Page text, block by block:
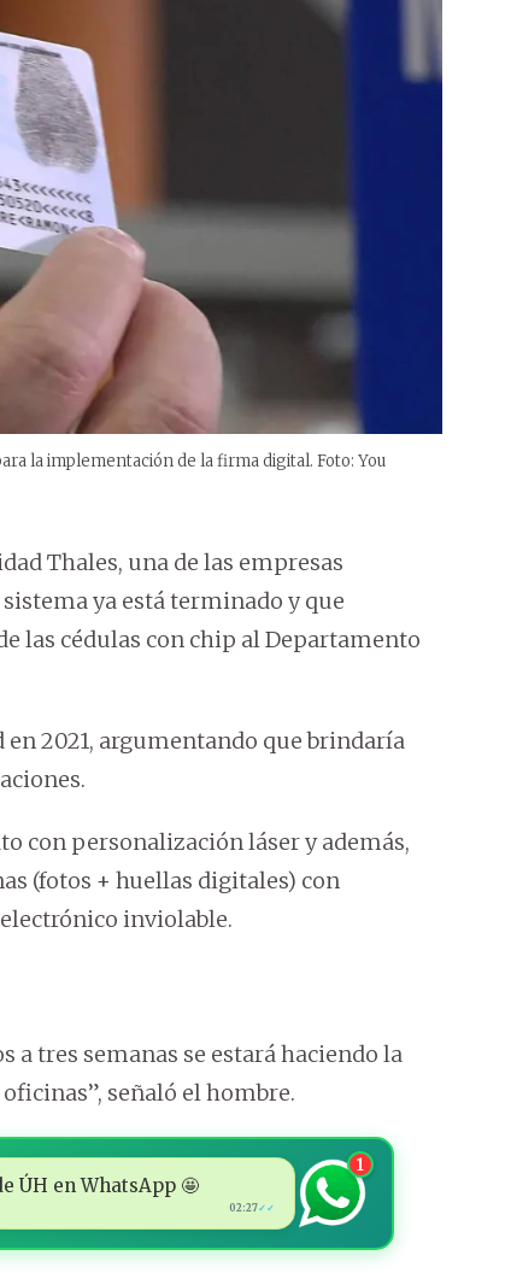
la implementación de la firma digital. Foto: You
Thales, una de las empresas
ya está terminado y que
las cédulas con chip al Departamento
2021, argumentando que brindaría
con personalización láser y además,
(fotos + huellas digitales) con
inviolable.
a tres semanas se estará haciendo la
señaló el hombre.
ÚH en WhatsApp 🤩
02:27✓✓
1